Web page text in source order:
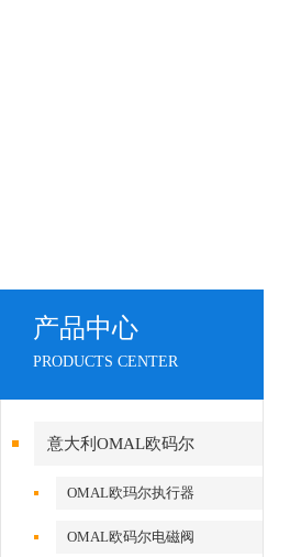
产品中心
PRODUCTS CENTER
意大利OMAL欧码尔
OMAL欧玛尔执行器
OMAL欧码尔电磁阀